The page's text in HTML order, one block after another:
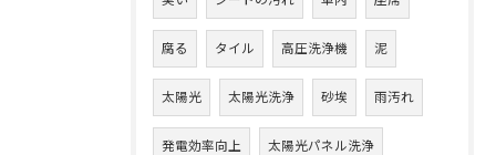
腐る タイル 高圧洗浄機 泥
太陽光 太陽光洗浄 砂埃 雨汚れ
発電効率向上 太陽光パネル洗浄